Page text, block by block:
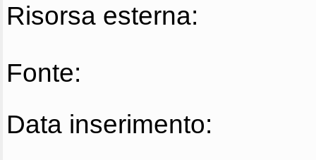
Risorsa esterna:
Fonte:
Data inserimento: